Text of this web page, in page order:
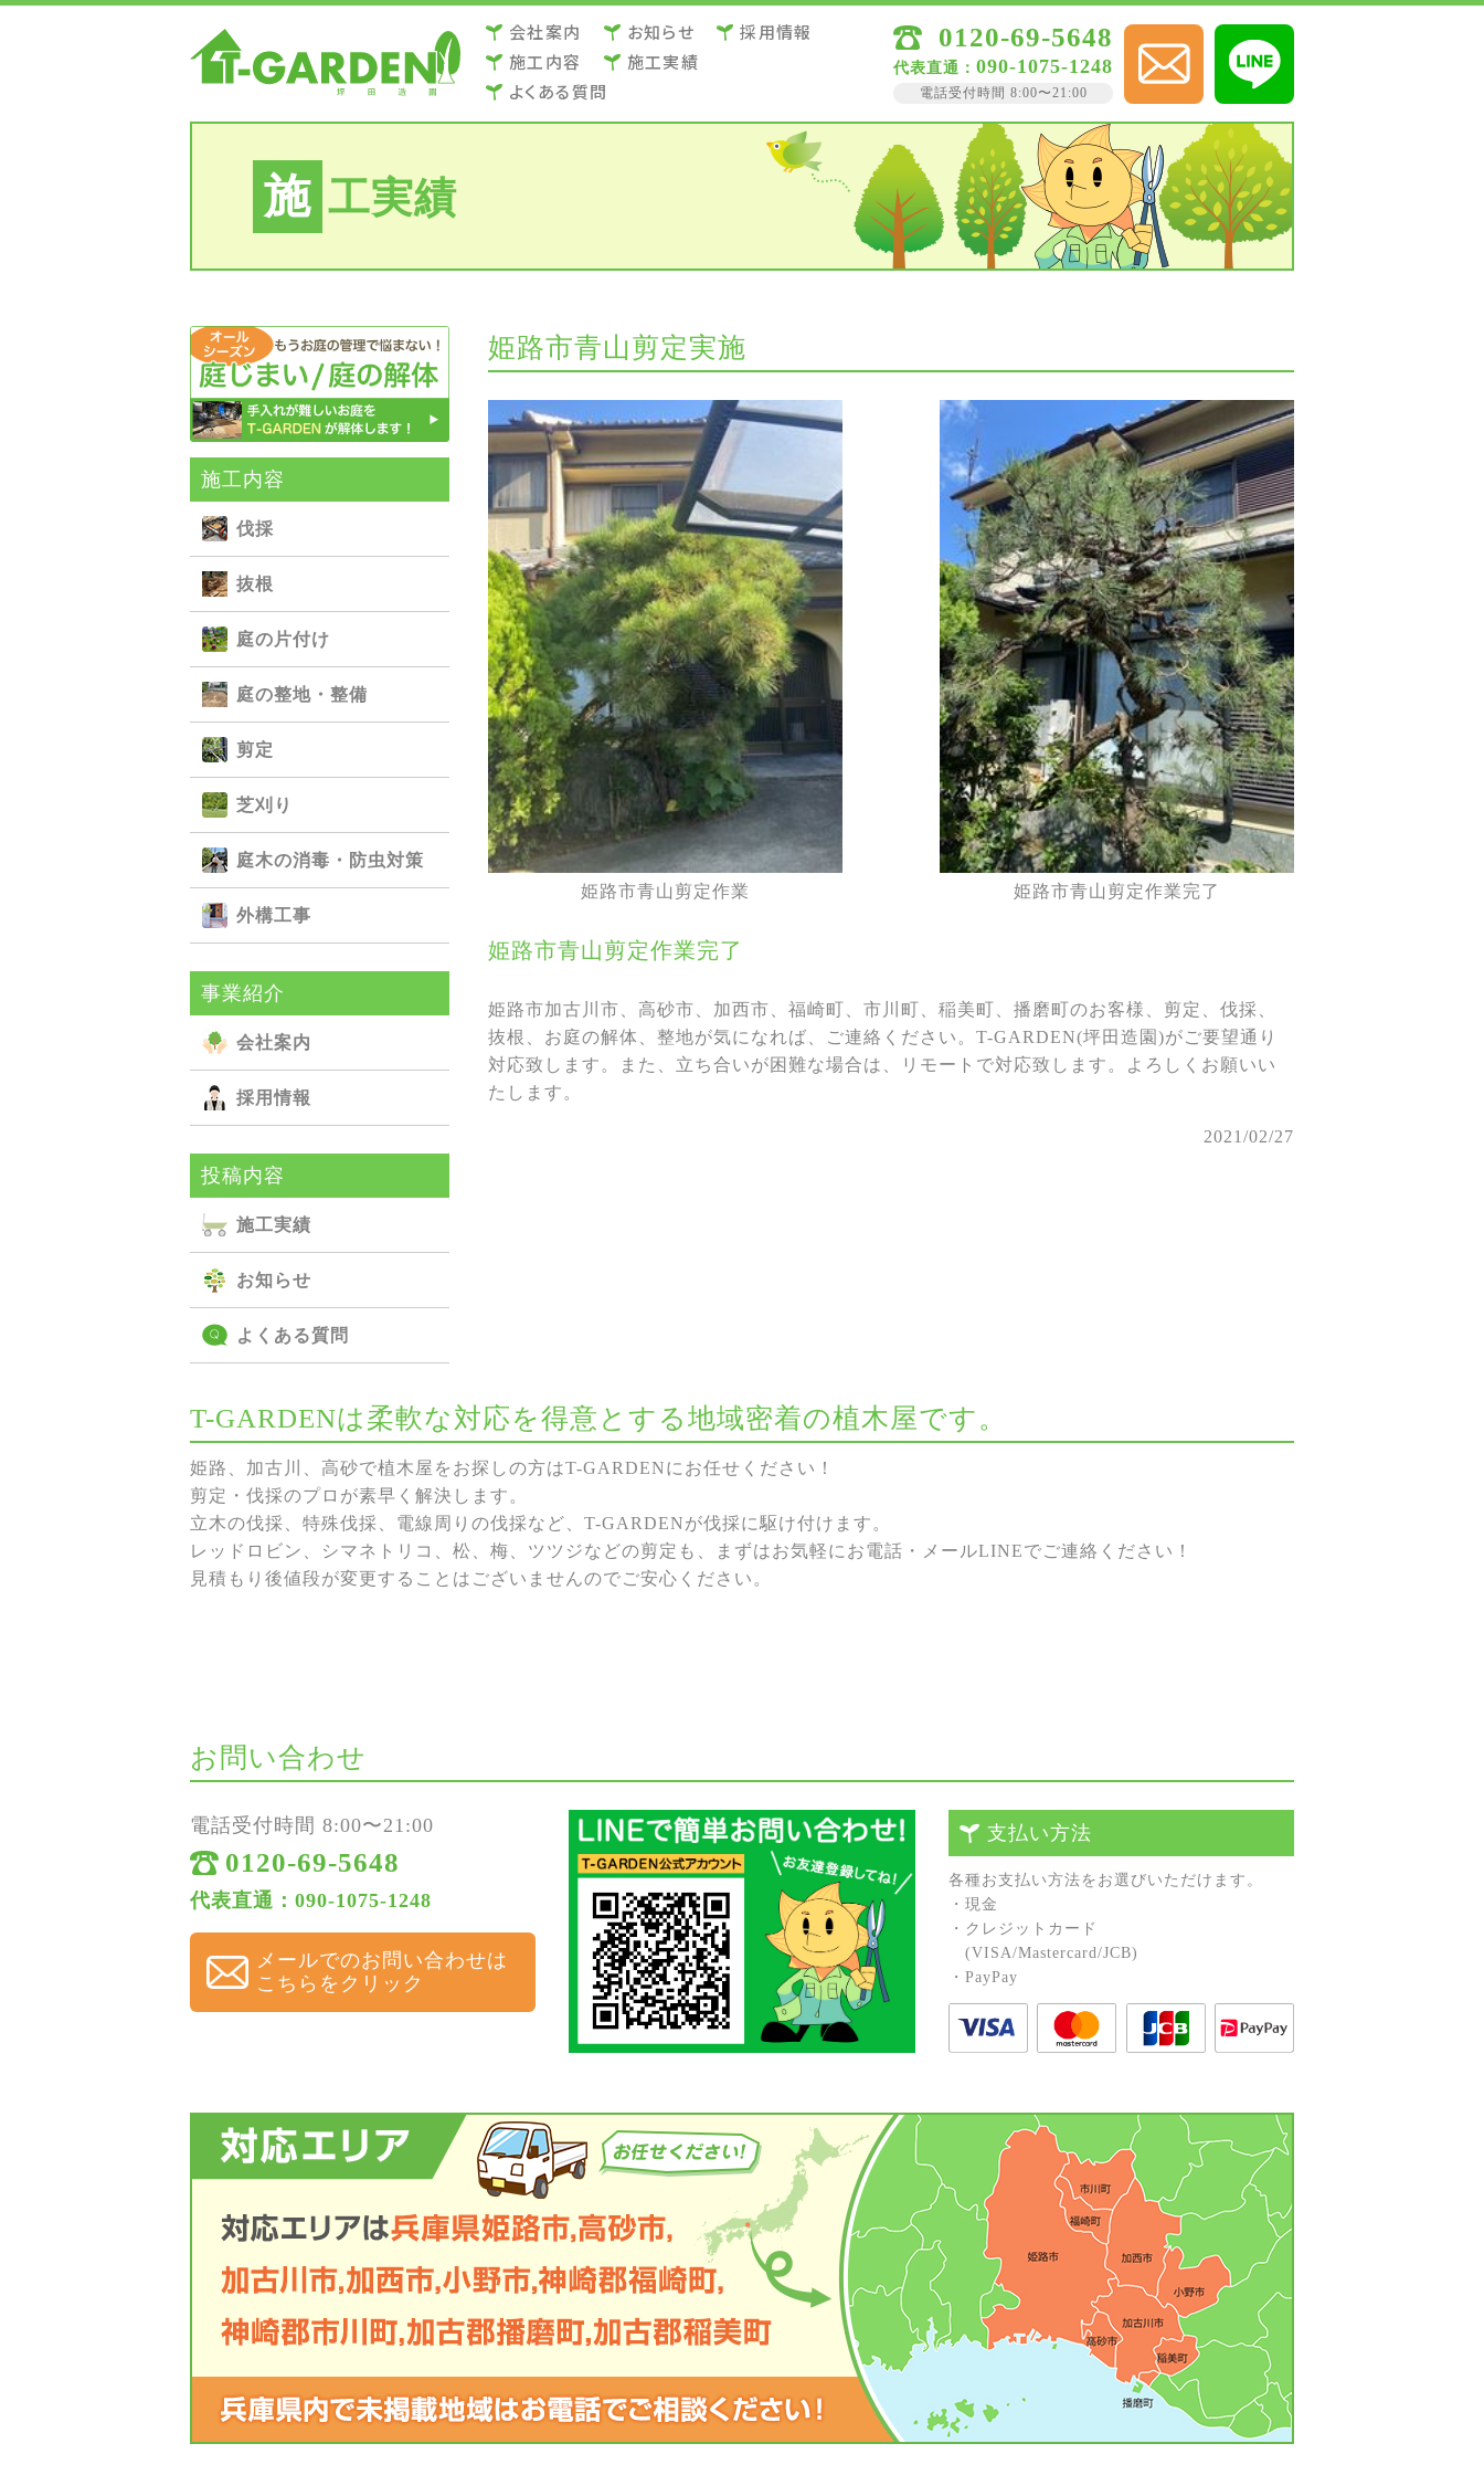
会社案内 お知らせ
採用情報
施⼯内容
施⼯実績
よくある質問
0120-69-5648
代表直通： 090-1075-1248
電話受付時間 8:00〜21:00
施 工実績
施⼯内容
伐採
抜根
庭の⽚付け
庭の整地・整備
剪定
芝刈り
庭⽊の消毒・防⾍対策
外構⼯事
事業紹介
会社案内
採用情報
投稿内容
施⼯実績
お知らせ
よくある質問
姫路市青山剪定実施
姫路市青山剪定作業 姫路市青山剪定作業完了
姫路市青山剪定作業完了
姫路市加古川市、高砂市、加西市、福崎町、市川町、稲美町、播磨町のお客様、剪定、伐採、
抜根、お庭の解体、整地が気になれば、ご連絡ください。T-GARDEN(坪田造園)がご要望通り
対応致します。また、立ち合いが困難な場合は、リモートで対応致します。よろしくお願いい
たします。
2021/02/27
T-GARDENは柔軟な対応を得意とする地域密着の植木屋です。
姫路、加古川、高砂で植木屋をお探しの方はT-GARDENにお任せください！
剪定・伐採のプロが素早く解決します。
立木の伐採、特殊伐採、電線周りの伐採など、T-GARDENが伐採に駆け付けます。
レッドロビン、シマネトリコ、松、梅、ツツジなどの剪定も、まずはお気軽にお電話・メールLINEでご連絡ください！
見積もり後値段が変更することはございませんのでご安心ください。
お問い合わせ
電話受付時間 8:00〜21:00
0120-69-5648
代表直通：090-1075-1248
メールでのお問い合わせは
こちらをクリック
支払い方法
各種お⽀払い⽅法をお選びいただけます。
・現⾦
・クレジットカード
(VISA/Mastercard/JCB)
・PayPay